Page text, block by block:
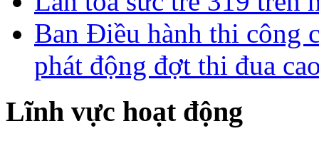
Ban Điều hành thi công
phát động đợt thi đua
Lĩnh vực hoạt động